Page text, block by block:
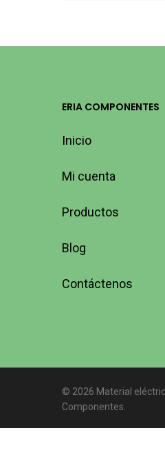
ERIA COMPONENTES
Inicio
Mi cuenta
Productos
Blog
Contáctenos
© 2026 Material
Componentes.